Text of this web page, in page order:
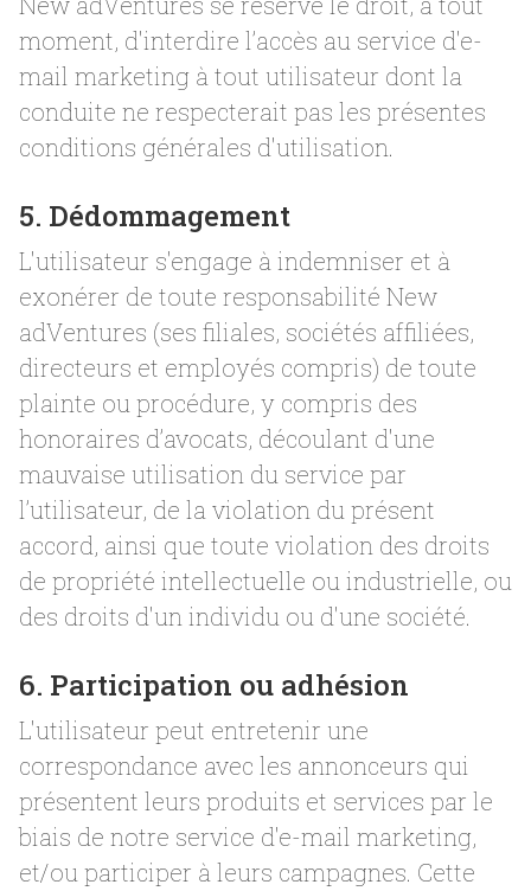
moment, d'interdire l’accès au service d'e-
mail marketing à tout utilisateur dont la
conduite ne respecterait pas les présentes
conditions générales d'utilisation.
5. Dédommagement
L'utilisateur s'engage à indemniser et à
exonérer de toute responsabilité New
adVentures (ses filiales, sociétés affiliées,
directeurs et employés compris) de toute
plainte ou procédure, y compris des
honoraires d’avocats, découlant d'une
mauvaise utilisation du service par
l’utilisateur, de la violation du présent
accord, ainsi que toute violation des droits
de propriété intellectuelle ou industrielle, ou
des droits d'un individu ou d'une société.
6. Participation ou adhésion
L'utilisateur peut entretenir une
correspondance avec les annonceurs qui
présentent leurs produits et services par le
biais de notre service d'e-mail marketing,
et/ou participer à leurs campagnes. Cette